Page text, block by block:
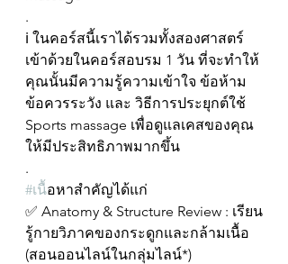
.
ℹ️ ในคอร์สนี้เราได้รวมทั้งสองศาสตร์
เข้าด้วยในคอร์สอบรม 1 วัน ที่จะทำให้
คุณนั้นมีความรู้ความเข้าใจ ข้อห้าม
ข้อควรระวัง และ วิธีการประยุกต์ใช้
Sports massage เพื่อดูแลเคสของคุณ
ให้มีประสิทธิภาพมากขึ้น
.
#เนื้อหาสำคัญได้แก่
✅ Anatomy & Structure Review : เรียน
รู้กายวิภาคของกระดูกและกล้ามเนื้อ
(สอนออนไลน์ในกลุ่มไลน์*)